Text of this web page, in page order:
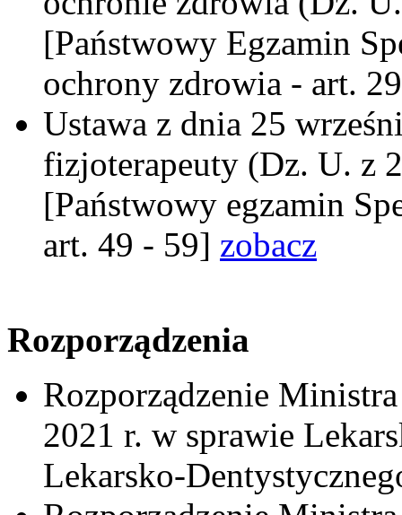
[Państwowy Egzamin
ochrony zdrowia - art.
Ustawa z dnia 25
fizjoterapeuty (Dz. U. z
[Państwowy egzamin
art. 49 - 59] zobacz
Rozporządzenia
Rozporządzenie
2021 r. w sprawie
Lekarsko-